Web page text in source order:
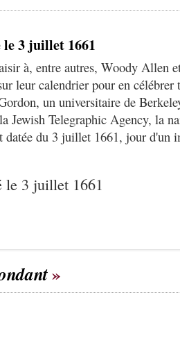
3 juillet 1661
à, entre autres, Woody Allen
leur calendrier pour en célébrer
un universitaire de
Jewish Telegraphic Agency, la
datée du 3 juillet 1661, jour d'un
le 3 juillet 1661